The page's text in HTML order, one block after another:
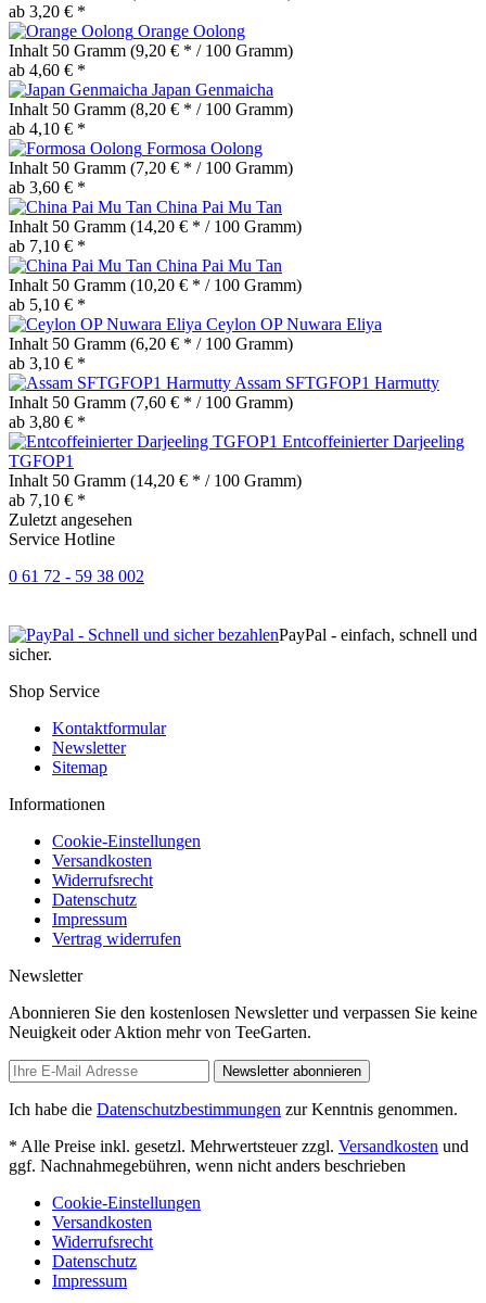
ab 3,20 € *
Orange Oolong
Inhalt 50 Gramm (9,20 € * / 100 Gramm)
ab 4,60 € *
Japan Genmaicha
Inhalt 50 Gramm (8,20 € * / 100 Gramm)
ab 4,10 € *
Formosa Oolong
Inhalt 50 Gramm (7,20 € * / 100 Gramm)
ab 3,60 € *
China Pai Mu Tan
Inhalt 50 Gramm (14,20 € * / 100 Gramm)
ab 7,10 € *
China Pai Mu Tan
Inhalt 50 Gramm (10,20 € * / 100 Gramm)
ab 5,10 € *
Ceylon OP Nuwara Eliya
Inhalt 50 Gramm (6,20 € * / 100 Gramm)
ab 3,10 € *
Assam SFTGFOP1 Harmutty
Inhalt 50 Gramm (7,60 € * / 100 Gramm)
ab 3,80 € *
Entcoffeinierter Darjeeling
TGFOP1
Inhalt 50 Gramm (14,20 € * / 100 Gramm)
ab 7,10 € *
Zuletzt angesehen
Service Hotline
0 61 72 - 59 38 002
PayPal - einfach, schnell und
sicher.
Shop Service
Kontaktformular
Newsletter
Sitemap
Informationen
Cookie-Einstellungen
Versandkosten
Widerrufsrecht
Datenschutz
Impressum
Vertrag widerrufen
Newsletter
Abonnieren Sie den kostenlosen Newsletter und verpassen Sie keine
Neuigkeit oder Aktion mehr von TeeGarten.
Newsletter abonnieren
Ich habe die Datenschutzbestimmungen zur Kenntnis genommen.
* Alle Preise inkl. gesetzl. Mehrwertsteuer zzgl. Versandkosten und
ggf. Nachnahmegebühren, wenn nicht anders beschrieben
Cookie-Einstellungen
Versandkosten
Widerrufsrecht
Datenschutz
Impressum